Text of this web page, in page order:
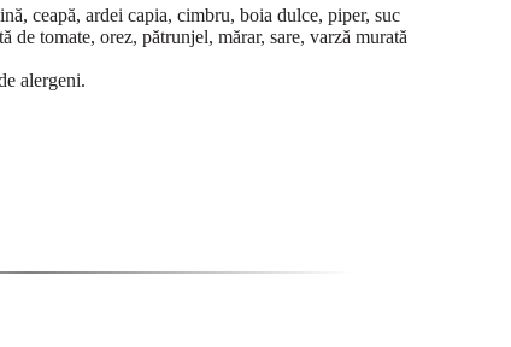
ceapă, ardei capia, cimbru, boia dulce, piper, suc
de tomate, orez, pătrunjel, mărar, sare, varză murată
alergeni.